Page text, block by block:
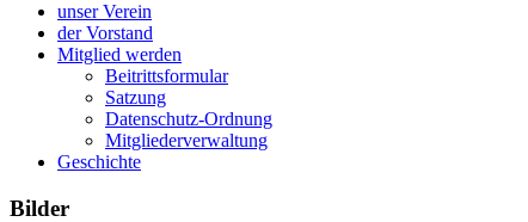
unser Verein
der Vorstand
Mitglied werden
Beitrittsformular
Satzung
Datenschutz-Ordnung
Mitgliederverwaltung
Geschichte
Bilder